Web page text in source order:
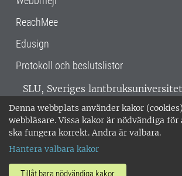
Denna webbplats använder kakor
webbläsare. Vissa kakor är nödvändiga
ska fungera korrekt. Andra är valbara.
Hantera valbara kakor
Tillåt bara nödvändiga kakor
ReachMee
Edusign
Protokoll och beslutslistor
SLU, Sveriges
verksamhet över hela Sverige.
Alnarp, Uppsala och Umeå.SLU är
miljöcertifierat enligt ISO 14001. •
018-67 10 00 • Org nr: 202100-
Om SLU:s webbplatser